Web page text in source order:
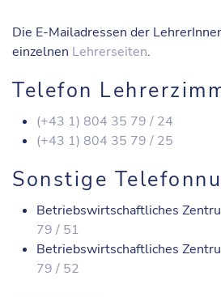
Die E-Mailadressen der
einzelnen Lehrerseiten.
Telefon
(+43 1) 804 35 79 / 24
(+43 1) 804 35 79 / 25
Sonstige
Betriebswirtschaftliches
79 / 51
Betriebswirtschaftliches
79 / 52